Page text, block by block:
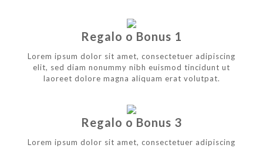
Regalo o Bonus 1
Lorem ipsum dolor sit amet, consectetuer adipiscing
elit, sed diam nonummy nibh euismod tincidunt ut
laoreet dolore magna aliquam erat volutpat.
Regalo o Bonus 3
Lorem ipsum dolor sit amet, consectetuer adipiscing